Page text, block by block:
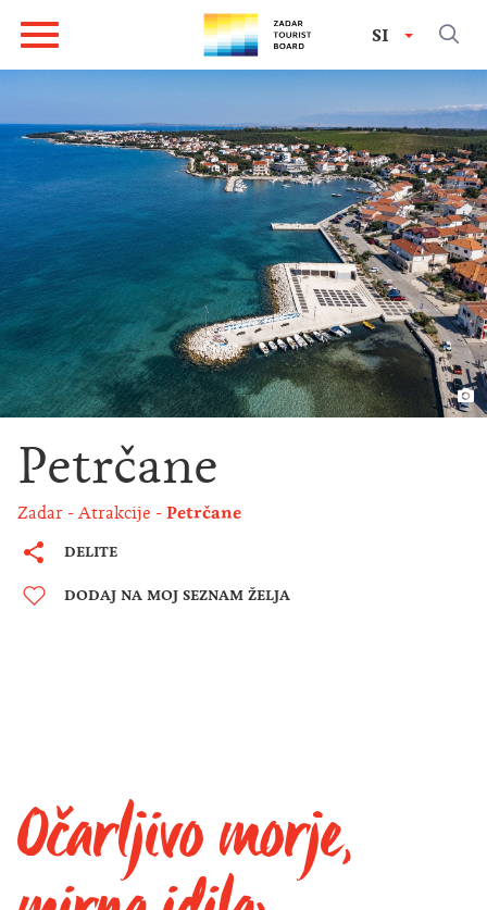
SI
Petrčane
Zadar Atrakcije Petrčane
DELITE
DODAJ NA MOJ SEZNAM ŽELJA
Očarljivo morje,